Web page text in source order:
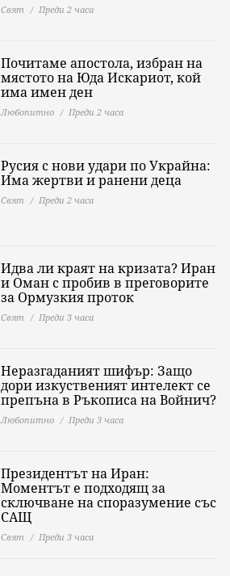
Свят Преди 2 часа
Почитаме апостола, избран на
мястото на Юда Искариот, кой
има имен ден
Любопитно Преди 2 часа
Русия с нови удари по Украйна:
Има жертви и ранени деца
Свят Преди 2 часа
Идва ли краят на кризата? Иран
и Оман с пробив в преговорите
за Ормузкия проток
Свят Преди 3 часа
Неразгаданият шифър: Защо
дори изкуственият интелект се
препъна в Ръкописа на Войнич?
Любопитно Преди 3 часа
Президентът на Иран:
Моментът е подходящ за
сключване на споразумение със
САЩ
Свят Преди 3 часа